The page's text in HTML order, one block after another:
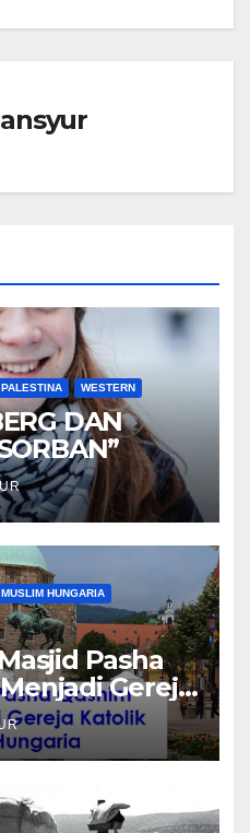
PALESTINA WESTERN
DAN
MUSLIM HUNGARIA
Pasha
Gereja
Hungaria